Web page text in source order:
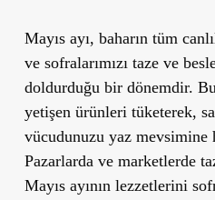
Mayıs ayı, baharın tüm
ve sofralarımızı taze ve
doldurduğu bir dönemdir.
yetişen ürünleri tüketerek,
vücudunuzu yaz mevsimine
Pazarlarda ve marketlerde
Mayıs ayının lezzetlerini